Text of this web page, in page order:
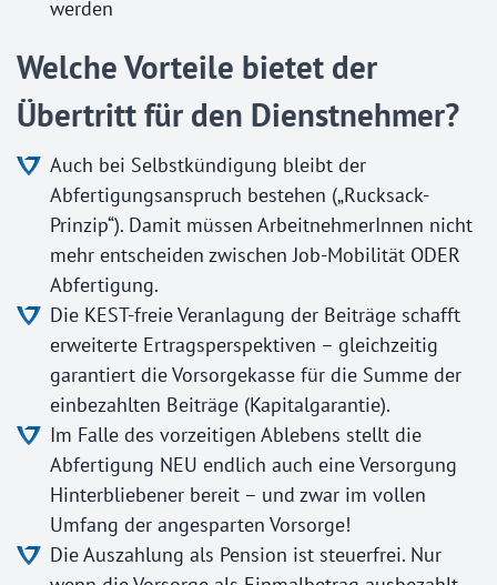
werden
Welche Vorteile bietet der
Übertritt für den Dienstnehmer?
Auch bei Selbstkündigung bleibt der
Abfertigungsanspruch bestehen („Rucksack-
Prinzip“). Damit müssen ArbeitnehmerInnen nicht
mehr entscheiden zwischen Job-Mobilität ODER
Abfertigung.
Die KEST-freie Veranlagung der Beiträge schafft
erweiterte Ertragsperspektiven – gleichzeitig
garantiert die Vorsorgekasse für die Summe der
einbezahlten Beiträge (Kapitalgarantie).
Im Falle des vorzeitigen Ablebens stellt die
Abfertigung NEU endlich auch eine Versorgung
Hinterbliebener bereit – und zwar im vollen
Umfang der angesparten Vorsorge!
Die Auszahlung als Pension ist steuerfrei. Nur